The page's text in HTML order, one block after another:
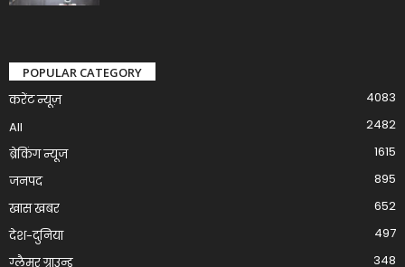
POPULAR CATEGORY
करेंट न्यूज़
4083
All
2482
ब्रेकिंग न्यूज
1615
जनपद
895
खास खबर
652
देश-दुनिया
497
ग्लैमर ग्राउन्ड
348